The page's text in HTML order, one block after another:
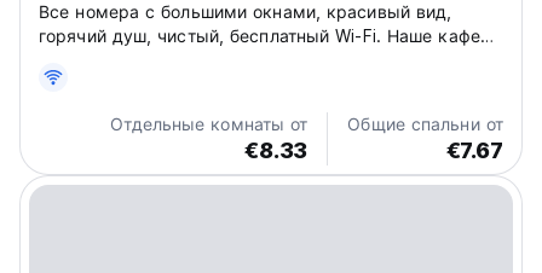
Все номера с большими окнами, красивый вид,
горячий душ, чистый, бесплатный Wi-Fi. Наше кафе
вы можете найти для себя настоящую Сапу.
Отдельные комнаты от
€8.33
Общие спальни от
€7.67